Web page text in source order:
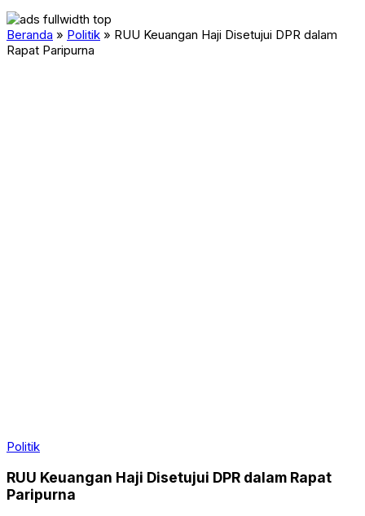
Beranda » Politik » RUU Keuangan Haji Disetujui DPR dalam
Rapat Paripurna
Politik
RUU Keuangan Haji Disetujui DPR dalam Rapat
Paripurna